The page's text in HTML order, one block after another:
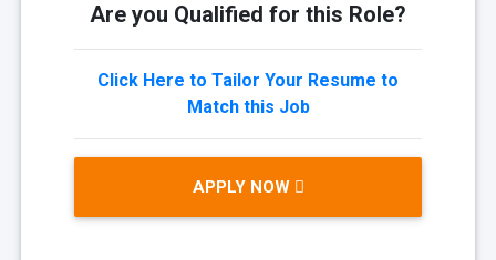
Are you Qualified for this Role?
Click Here to Tailor Your Resume to
Match this Job
APPLY NOW